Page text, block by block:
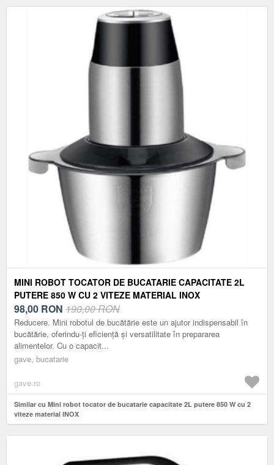
MINI ROBOT TOCATOR DE BUCATARIE CAPACITATE 2L
PUTERE 850 W CU 2 VITEZE MATERIAL INOX
98,00 RON 190,00 RON
Reducere. Mini robotul de bucătărie este un ajutor indispensabil în
bucătărie, oferindu-ți eficiență și versatilitate în prepararea
alimentelor. Cu o capacit...
gave, bucatarie
gave.ro
Similar cu Mini robot tocator de bucatarie capacitate 2L putere 850 W cu 2
viteze material INOX